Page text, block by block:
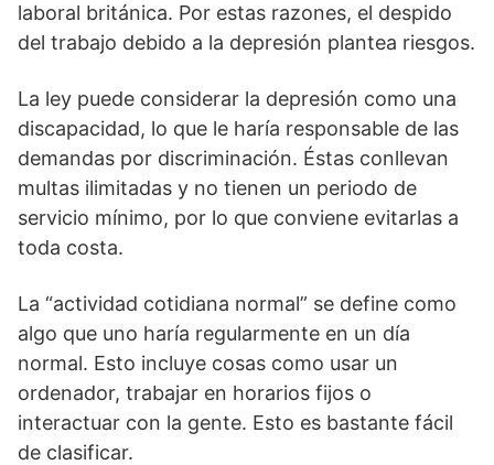
laboral británica. Por estas razones, el despido
del trabajo debido a la depresión plantea riesgos.
La ley puede considerar la depresión como una
discapacidad, lo que le haría responsable de las
demandas por discriminación. Éstas conllevan
multas ilimitadas y no tienen un periodo de
servicio mínimo, por lo que conviene evitarlas a
toda costa.
La “actividad cotidiana normal” se define como
algo que uno haría regularmente en un día
normal. Esto incluye cosas como usar un
ordenador, trabajar en horarios fijos o
interactuar con la gente. Esto es bastante fácil
de clasificar.